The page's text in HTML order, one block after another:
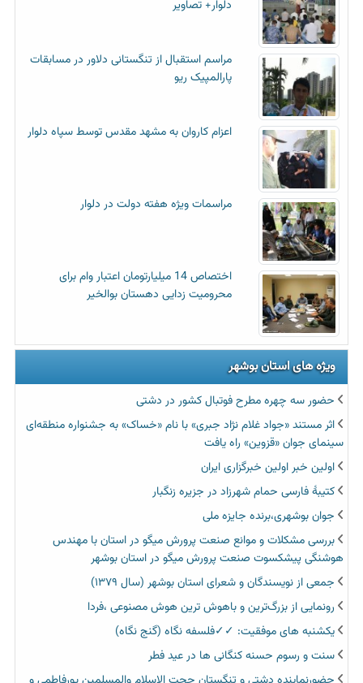
دلوار+ تصاویر
مراسم استقبال از تنگستانی دلاور در مسابقات
پارالمپیک ریو
اعزام کاروان به مشهد مقدس توسط سپاه دلوار
مراسمات ویژه هفته دولت در دلوار
اختصاص 14 میلیارتومان اعتبار وام برای
محرومیت زدایی دهستان بوالخیر
ویژه های استان بوشهر
حضور سه چهره مطرح فوتبال کشور در دشتی
اثر مستند «جواد غلام نژاد جبری» با نام «خساک» به جشنواره منطقه‌ای
سینمای جوان «قزوین» راه یافت
اولین خبر اولین خبرگزاری ایران‏
کتیبۀ فارسی حمام شهرزاد در جزیره زنگبار
جوان بوشهری،برنده جایزه ملی
بررسی مشکلات و موانع صنعت پرورش میگو در استان با مهندس
هوشنگی پیشکسوت صنعت پرورش میگو در استان بوشهر
جمعی از نویسندگان و شعرای استان بوشهر (سال ۱۳۷۹)
رونمایی از بزرگ‌ترین و باهوش ترین هوش مصنوعی ،فردا
یکشنبه های موفقیت: ✓✓فلسفه نگاه (گنج نگاه)
سنت و رسوم حسنه کنگانی ها در عید فطر